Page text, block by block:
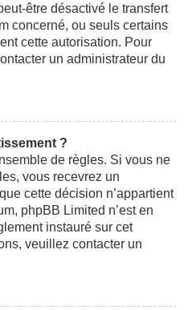
être désactivé le transfert
concerné, ou seuls certains
cette autorisation. Pour
un administrateur du
?
de règles. Si vous ne
vous recevrez un
cette décision n’appartient
phpBB Limited n’est en
instauré sur cet
veuillez contacter un